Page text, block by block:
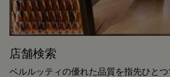
店舗検索
ベルルッティの優れた品質を指先ひとつ